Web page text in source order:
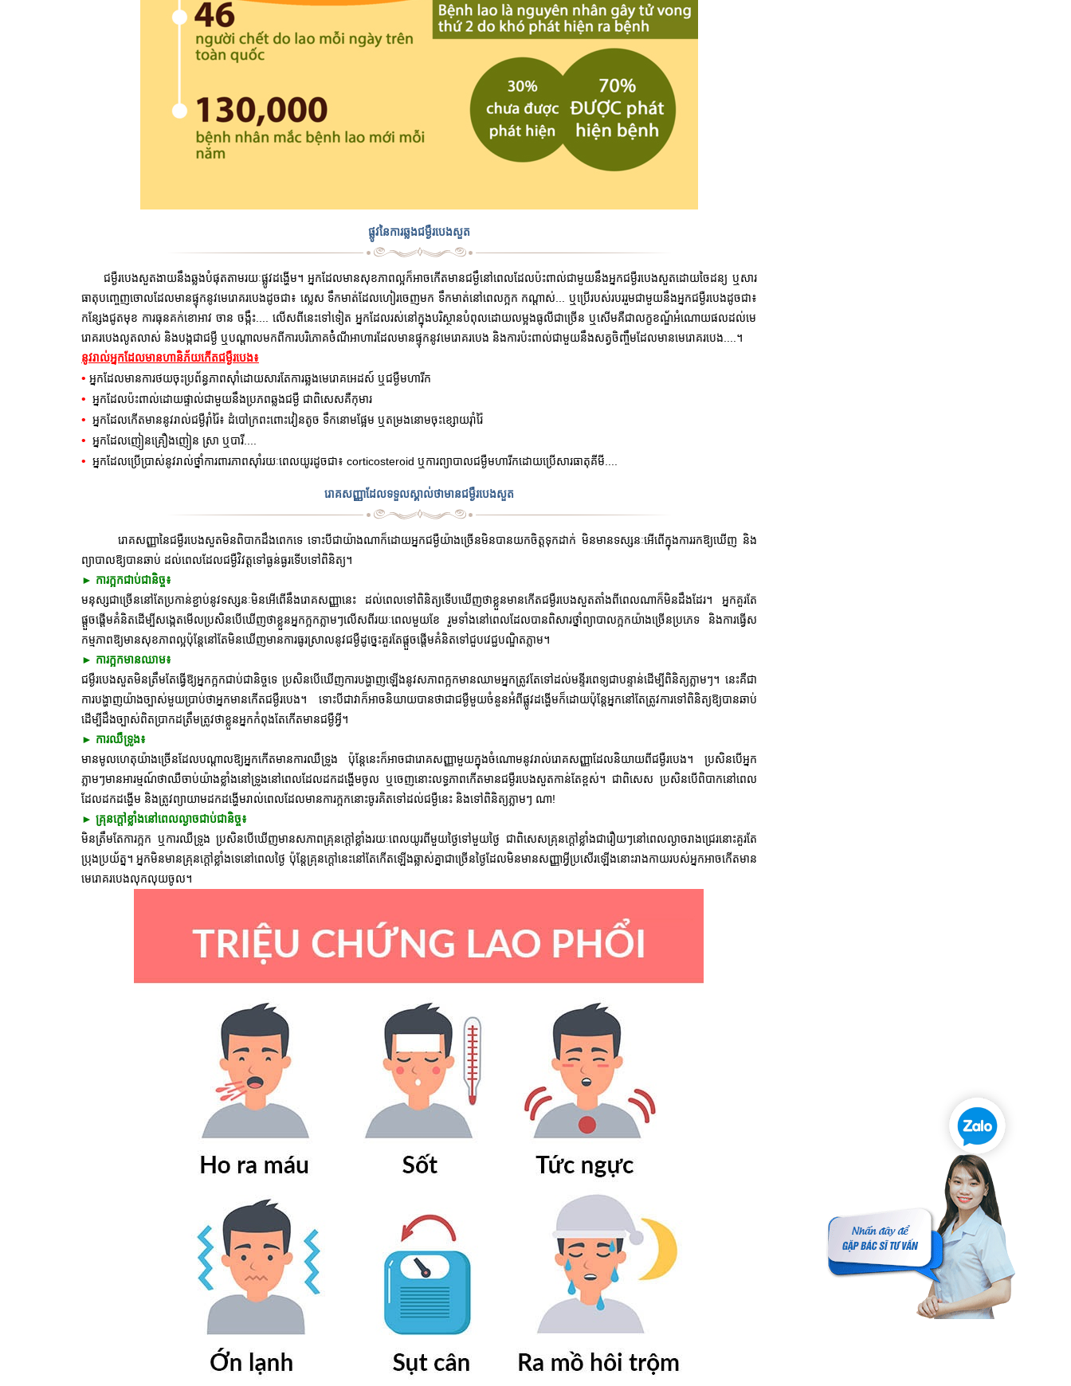
ផ្លូវនៃការឆ្លងជម្ងឺរបេងសួត
ជម្ងឺរបេងសួតងាយនឹងឆ្លងបំផុតតាមរយៈផ្លូវដង្ហើម។ អ្នកដែលមានសុខភាពល្អក៏អាចកើតមានជម្ងឹនៅពេលដែលប៉ះពាល់ជាមួយនឹងអ្នកជម្ងឺរបេងសួតដោយចៃដន្យ ឬសារ
ធាតុបញ្ចេញចោលដែលមានផ្ទុកនូវមេរោគរបេងដូចជា៖ ស្លេស ទឹកមាត់ដែលហៀរចេញមក ទឹកមាត់នៅពេលក្អក កណ្តាស់... ឬប្រើរបស់របររួមជាមួយនឹងអ្នកជម្ងឺរបេងដូចជា៖
កន្សែងជូតមុខ ការធុនគក់ខោអាវ ចាន ចង្កឹះ.... លើសពីនេះទៅទៀត អ្នកដែលរស់នៅក្នុងបរិស្ថានបំពុលដោយលម្អងធូលីជាច្រើន ឬសើមគឺជាលក្ខខណ្ឌ័អំណោយផលដល់មេ
រោគរបេងលូតលាស់ និងបង្កជាជម្ងឺ ឬបណ្តាលមកពីការបរិភោគចំំណីអាហារដែលមានផ្ទុកនូវមេរោគរបេង និងការប៉ះពាល់ជាមួយនឹងសត្វចិញ្ចឹមដែលមានមេរោគរបេង....។
នូវរាល់អ្នកដែលមានហានិភ័យកើតជម្ងឺរបេង៖
• អ្នកដែលមានការថយចុះប្រព័ន្ធភាពស៊ាំដោយសារតែការឆ្លងមេរោគអេដស៍ ឬជម្ងឺមហារីក
• អ្នកដែលប៉ះពាល់ដោយផ្ទាល់ជាមួយនឹងប្រភពឆ្លងជម្ងឺ ជាពិសេសគឺកុមារ
• អ្នកដែលកើតមាននូវរាល់ជម្ងឺរុាំរ៉ៃ៖ ដំបៅក្រពះពោះវៀនតូច ទឹកនោមផ្អែម ឬតម្រងនោមចុះខ្សោយរុាំរ៉ៃ
• អ្នកដែលញៀនគ្រឿងញៀន ស្រា ឬបារី....
• អ្នកដែលប្រើប្រាស់នូវរាល់ថ្នាំការពារភាពសុាំរយៈពេលយូរដូចជា៖ corticosteroid ឬការព្យាបាលជម្ងឺមហារីកដោយប្រើសារធាតុគីមី....
រោគសញ្ញាដែលទទួលស្គាល់ថាមានជម្ងឺរបេងសួត
រោគសញ្ញានៃជម្ងឺរបេងសួតមិនពិបាកដឹងពេកទេ ទោះបីជាយ៉ាងណាក៏ដោយអ្នកជម្ងឺយ៉ាងច្រើនមិនបានយកចិត្តទុកដាក់ មិនមានទស្សនៈអើពើក្នុងការរកឱ្យឃើញ និង
ព្យាបាលឱ្យបានឆាប់ ដល់ពេលដែលជម្ងឺវិវត្តទៅធ្ងន់ធ្ងរទើបទៅពិនិត្យ។
► ការក្អកជាប់ជានិច្ច៖
មនុស្សជាច្រើននៅតែប្រកាន់ខ្ជាប់នូវទស្សនៈមិនអើពើនឹងរោគសញ្ញានេះ ដល់ពេលទៅពិនិត្យទើបឃើញថាខ្លួនមានកើតជម្ងឺរបេងសួតតាំងពីពេលណាក៏មិនដឹងដែរ។ អ្នកគួរតែ
ផ្តួចផ្តើមគំនិតដើម្បីសង្កេតមើលប្រសិនបើឃើញថាខ្លួនអ្នកក្អកភ្លាមៗលើសពីរយៈពេលមួយខែ រួមទាំងនៅពេលដែលបានពិសារថ្នាំព្យាបាលក្អកយ៉ាងច្រើនប្រភេទ និងការធ្វើស
កម្មភាពឱ្យមានសុខភាពល្អប៉ុន្តែនៅតែមិនឃើញមានការធូរស្រាលនូវជម្ងឺដូច្នេះគួរតែផ្តួចផ្តើមគំនិតទៅជួបវេជ្ជបណ្ឌិតភ្លាម។
► ការក្អកមានឈាម៖
ជម្ងឺរបេងសួតមិនត្រឹមតែធ្វើឱ្យអ្នកក្អកជាប់ជានិច្ចទេ ប្រសិនបើឃើញការបង្ហាញឡើងនូវសភាពក្អកមានឈាមអ្នកត្រូវតែទៅដល់មន្ទីរពេទ្យជាបន្ទាន់ដើម្បីពិនិត្យភ្លាមៗ។ នេះគឺជា
ការបង្ហាញយ៉ាងច្បាស់មួយប្រាប់ថាអ្នកមានកើតជម្ងឺរបេង។ ទោះបីជាវាក៏អាចនិយាយបានថាជាជម្ងឺមួយចំនួនអំពីផ្លូវដង្ហើមក៏ដោយប៉ុន្តែអ្នកនៅតែត្រូវការទៅពិនិត្យឱ្យបានឆាប់
ដើម្បីដឹងច្បាស់ពិតប្រាកដត្រឹមត្រូវថាខ្លួនអ្នកកំពុងតែកើតមានជម្ងឺអ្វី។
► ការឈឺទ្រូង៖
មានមូលហេតុយ៉ាងច្រើនដែលបណ្តាលឱ្យអ្នកកើតមានការឈឺទ្រូង ប៉ុន្តែនេះក៏អាចជារោគសញ្ញាមួយក្នុងចំណោមនូវរាល់រោគសញ្ញាដែលនិយាយពីជម្ងឺរបេង។ ប្រសិនបើអ្នក
ភ្លាមៗមានអារម្មណ៍ថាឈឺចាប់យ៉ាងខ្លាំងនៅទ្រូងនៅពេលដែលដកដង្ហើមចូល ឬចេញនោះលទ្ធភាពកើតមានជម្ងឺរបេងសួតកាន់តែខ្ពស់។ ជាពិសេស ប្រសិនបើពិបាកនៅពេល
ដែលដកដង្ហើម និងត្រូវព្យាយាមដកដង្ហើមរាល់ពេលដែលមានការក្អកនោះចូរគិតទៅដល់ជម្ងឺនេះ និងទៅពិនិត្យភ្លាមៗ ណា!
► គ្រុនក្តៅខ្លាំងនៅពេលល្ងាចជាប់ជានិច្ច៖
មិនត្រឹមតែការក្អក ឬការឈឺទ្រូង ប្រសិនបើឃើញមានសភាពគ្រុនក្តៅខ្លាំងរយៈពេលយូរពីមួយថ្ងៃទៅមួយថ្ងៃ ជាពិសេសគ្រុនក្តៅខ្លាំងជារឿយៗនៅពេលល្ងាចរាងជ្រេរនោះគួរតែ
ប្រុងប្រយ័ត្ន។ អ្នកមិនមានគ្រុនក្តៅខ្លាំងទេនៅពេលថ្ងៃ ប៉ុន្តែគ្រុនក្តៅនេះនៅតែកើតឡើងឆ្លាស់គ្នាជាច្រើនថ្ងៃដែលមិនមានសញ្ញាអ្វីប្រសើរឡើងនោះរាងកាយរបស់អ្នកអាចកើតមាន
មេរោគរបេងលុកលុយចូល។